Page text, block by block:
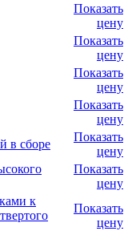
Показать
цену
Показать
цену
Показать
цену
Показать
цену
в сборе
Показать
цену
Показать
цену
к
Показать
цену